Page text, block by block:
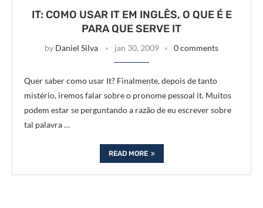
IT: COMO USAR IT EM INGLÊS, O QUE É E
PARA QUE SERVE IT
by Daniel Silva jan 30, 2009 0 comments
Quer saber como usar It? Finalmente, depois de tanto
mistério, iremos falar sobre o pronome pessoal it. Muitos
podem estar se perguntando a razão de eu escrever sobre
tal palavra …
READ MORE